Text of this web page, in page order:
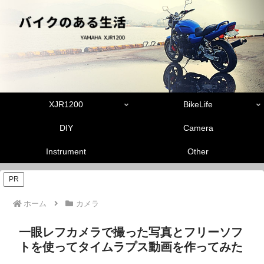
XJR1200 BikeLife
DIY Camera
Instrument Other
PR
ホーム カメラ
一眼レフカメラで撮った写真とフリーソフ
トを使ってタイムラプス動画を作ってみた